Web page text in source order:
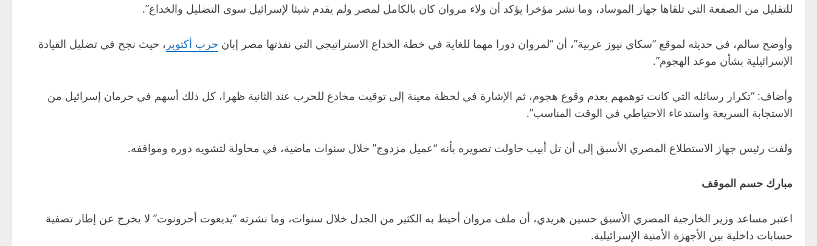
للتقليل من الصفعة التي تلقاها جهاز الموساد، وما نشر مؤخرا يؤكد أن ولاء مروان كان بالكامل لمصر ولم يقدم شيئا لإسرائيل سوى التضليل والخداع”.
وأوضح سالم، في حديثه لموقع “سكاي نيوز عربية”، أن “لمروان دورا مهما للغاية في خطة الخداع الاستراتيجي التي نفذتها مصر إبان حرب أكتوبر ، حيث نجح في تضليل القيادة
الإسرائيلية بشأن موعد الهجوم”.
وأضاف: “تكرار رسائله التي كانت توهمهم بعدم وقوع هجوم، ثم الإشارة في لحظة معينة إلى توقيت مخادع للحرب عند الثانية ظهرا، كل ذلك أسهم في حرمان إسرائيل من
الاستجابة السريعة واستدعاء الاحتياطي في الوقت المناسب”.
ولفت رئيس جهاز الاستطلاع المصري الأسبق إلى أن تل أبيب حاولت تصويره بأنه “عميل مزدوج” خلال سنوات ماضية، في محاولة لتشويه دوره ومواقفه.
مبارك حسم الموقف
اعتبر مساعد وزير الخارجية المصري الأسبق حسين هريدي، أن ملف مروان أحيط به الكثير من الجدل خلال سنوات، وما نشرته “يديعوت أحرونوت” لا يخرج عن إطار تصفية
حسابات داخلية بين الأجهزة الأمنية الإسرائيلية.